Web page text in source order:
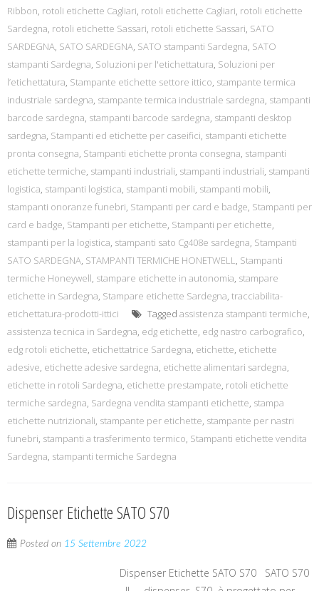
Ribbon, rotoli etichette Cagliari, rotoli etichette Cagliari, rotoli etichette
Sardegna, rotoli etichette Sassari, rotoli etichette Sassari, SATO
SARDEGNA, SATO SARDEGNA, SATO stampanti Sardegna, SATO
stampanti Sardegna, Soluzioni per l'etichettatura, Soluzioni per
l’etichettatura, Stampante etichette settore ittico, stampante termica
industriale sardegna, stampante termica industriale sardegna, stampanti
barcode sardegna, stampanti barcode sardegna, stampanti desktop
sardegna, Stampanti ed etichette per caseifici, stampanti etichette
pronta consegna, Stampanti etichette pronta consegna, stampanti
etichette termiche, stampanti industriali, stampanti industriali, stampanti
logistica, stampanti logistica, stampanti mobili, stampanti mobili,
stampanti onoranze funebri, Stampanti per card e badge, Stampanti per
card e badge, Stampanti per etichette, Stampanti per etichette,
stampanti per la logistica, stampanti sato Cg408e sardegna, Stampanti
SATO SARDEGNA, STAMPANTI TERMICHE HONETWELL, Stampanti
termiche Honeywell, stampare etichette in autonomia, stampare
etichette in Sardegna, Stampare etichette Sardegna, tracciabilita-
etichettatura-prodotti-ittici
Tagged assistenza stampanti termiche,
assistenza tecnica in Sardegna, edg etichette, edg nastro carbografico,
edg rotoli etichette, etichettatrice Sardegna, etichette, etichette
adesive, etichette adesive sardegna, etichette alimentari sardegna,
etichette in rotoli Sardegna, etichette prestampate, rotoli etichette
termiche sardegna, Sardegna vendita stampanti etichette, stampa
etichette nutrizionali, stampante per etichette, stampante per nastri
funebri, stampanti a trasferimento termico, Stampanti etichette vendita
Sardegna, stampanti termiche Sardegna
Dispenser Etichette SATO S70
Posted on 15 Settembre 2022
Dispenser Etichette SATO S70 SATO S70